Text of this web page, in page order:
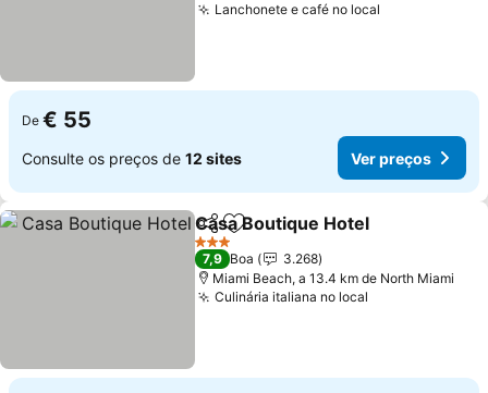
Lanchonete e café no local
De € 55
Consulte os preços de 12 sites Ver preços
PartilharAdicionar aos favoritos
Casa Boutique Hotel
3 Estrelas
7,9 Boa
3.268
Miami Beach, a 13.4 km de North Miami
Culinária italiana no local